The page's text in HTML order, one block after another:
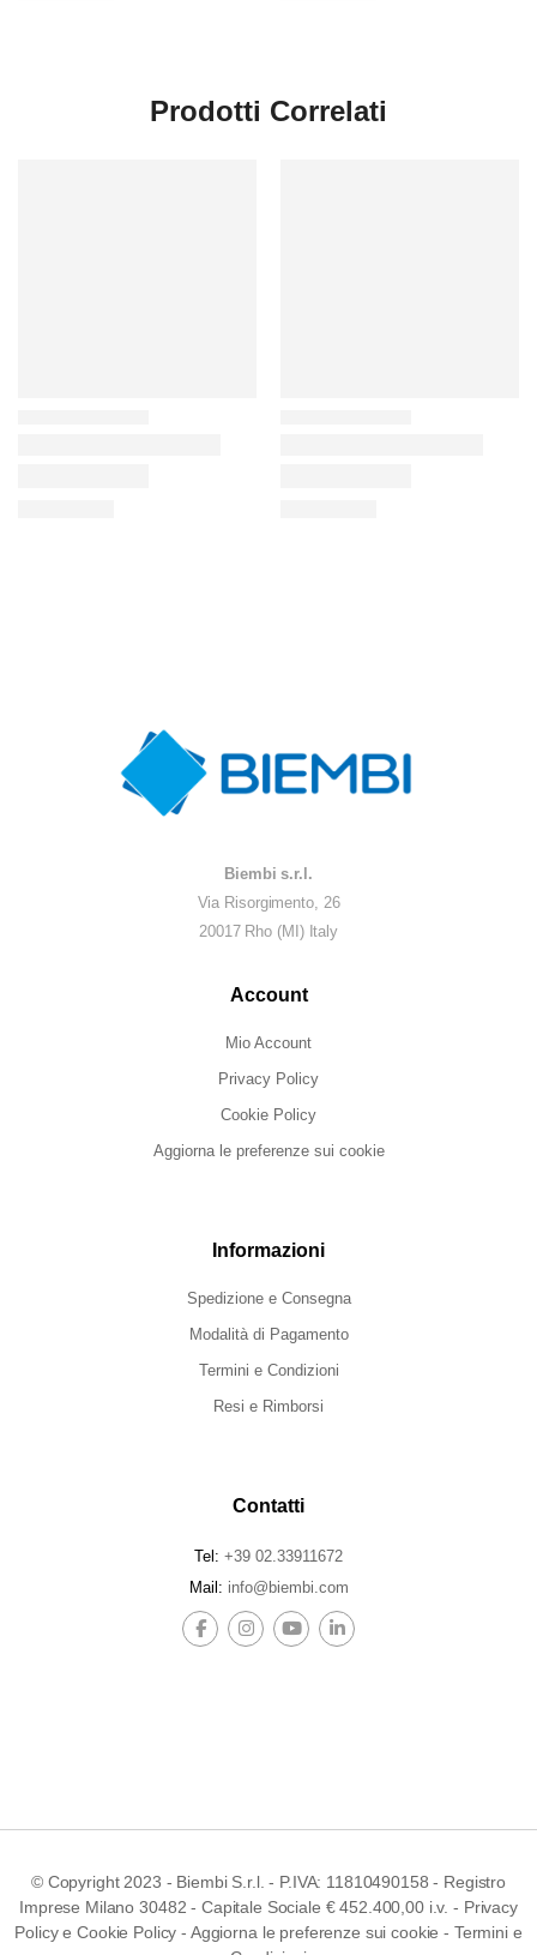
Prodotti Correlati
Biembi s.r.l.
Via Risorgimento, 26
20017 Rho (MI) Italy
Account
Mio Account
Privacy Policy
Cookie Policy
Aggiorna le preferenze sui cookie
Informazioni
Spedizione e Consegna
Modalità di Pagamento
Termini e Condizioni
Resi e Rimborsi
Contatti
Tel: +39 02.33911672
Mail: info@biembi.com
© Copyright 2023 - Biembi S.r.l. - P.IVA: 11810490158 - Registro
Imprese Milano 30482 - Capitale Sociale € 452.400,00 i.v. - Privacy
PolicyeCookie Policy - Aggiorna le preferenze sui cookie - Termini e